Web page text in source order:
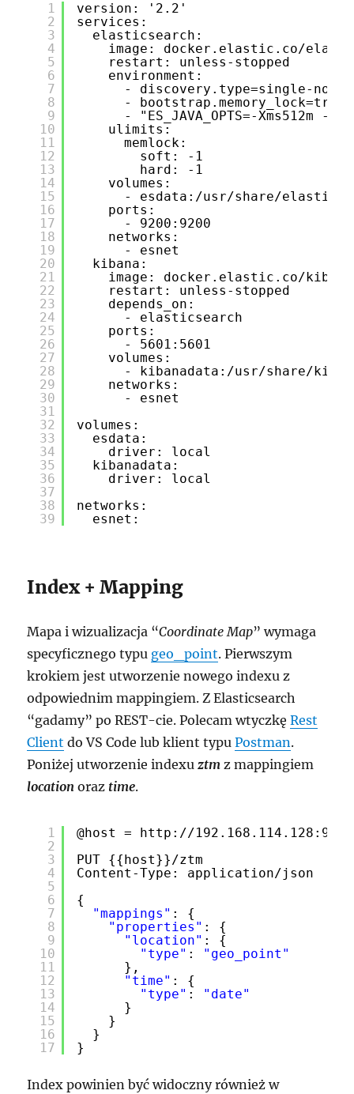
1
2
3
4
5
6
7
8
9
10
11
12
13
14
15
16
17
18
19
20
21
22
23
24
25
26
27
28
29
30
31
32
33
34
35
36
37
38
39
version: '2.2'
services:
elasticsearch:
image: docker.elastic.co/
restart: unless-stopped
environment:
- discovery.type=single-node
- bootstrap.memory_lock=true
- "ES_JAVA_OPTS=-Xms512m -
ulimits:
memlock:
soft: -1
hard: -1
volumes:
- esdata:/usr/share/
ports:
- 9200:9200
networks:
- esnet
kibana:
image: docker.elastic.co/
restart: unless-stopped
depends_on:
- elasticsearch
ports:
- 5601:5601
volumes:
- kibanadata:/usr/share/
networks:
- esnet
volumes:
esdata:
driver: local
kibanadata:
driver: local
networks:
esnet:
Index + Mapping
Mapa i wizualizacja “Coordinate Map” wymaga
specyficznego typu geo_point. Pierwszym
krokiem jest utworzenie nowego indexu z
odpowiednim mappingiem. Z Elasticsearch
“gadamy” po REST-cie. Polecam wtyczkęRest
Client do VS Code lub klient typuPostman.
Poniżej utworzenie indexuztm z mappingiem
location oraz time.
1
2
3
4
5
6
7
8
9
10
11
12
13
14
15
16
17
@host = http: //192 .168.114.128:9200
PUT {{host}}/ztm
Content-Type: application/json
{
"mappings" : {
"properties" : {
"location" : {
"type" : "geo_point"
},
"time" : {
"type" : "date"
}
}
}
}
Index powinien być widoczny również w